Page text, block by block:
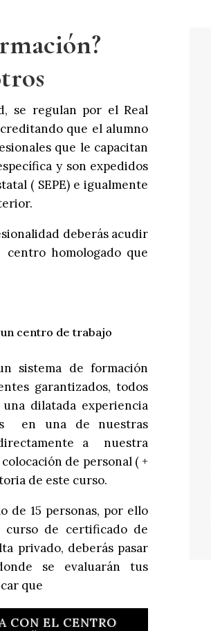
se regulan por el Real
que el alumno
que le capacitan
y son expedidos
( SEPE) e igualmente
deberás acudir
homologado que
centro de trabajo
sistema de formación
garantizados, todos
dilatada experiencia
en una de nuestras
directamente a nuestra
de personal ( +
de este curso.
de 15 personas, por ello
de certificado de
privado, deberás pasar
se evaluarán tus
que
CON EL CENTRO